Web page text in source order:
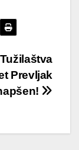
Prevljak